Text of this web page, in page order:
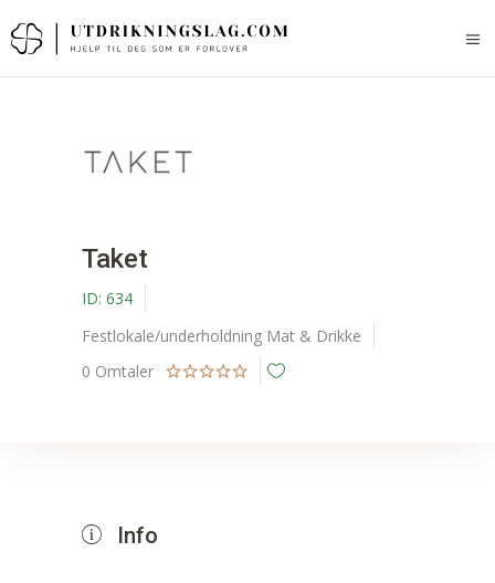
Taket
ID: 634
Festlokale/underholdning Mat & Drikke
0 Omtaler
Info